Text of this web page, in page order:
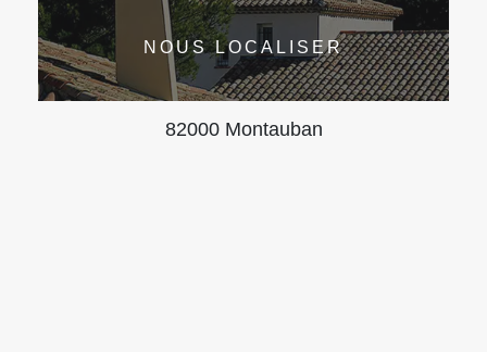
NOUS LOCALISER
82000 Montauban